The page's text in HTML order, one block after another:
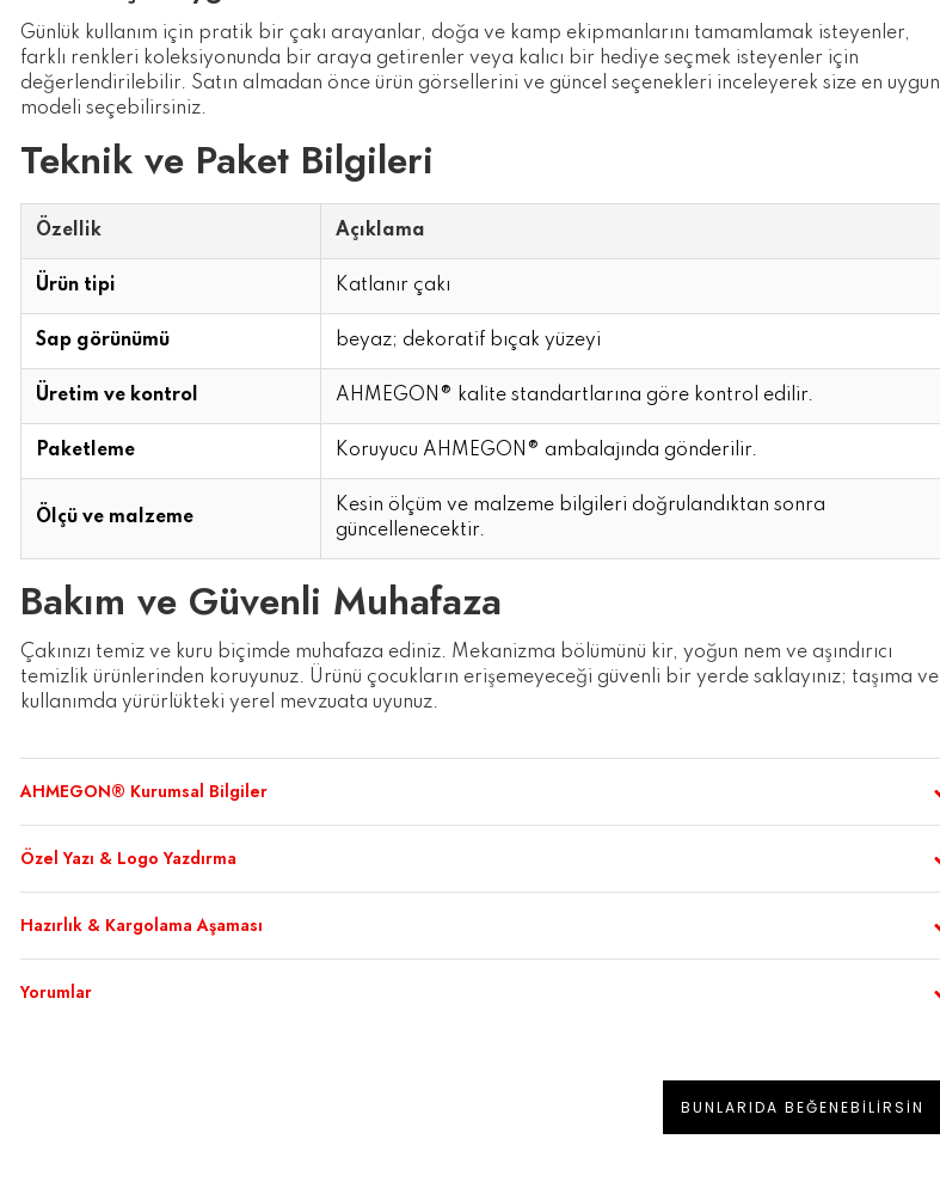
Günlük kullanım için pratik bir çakı arayanlar, doğa ve kamp ekipmanlarını tamamlamak isteyenler,
farklı renkleri koleksiyonunda bir araya getirenler veya kalıcı bir hediye seçmek isteyenler için
değerlendirilebilir. Satın almadan önce ürün görsellerini ve güncel seçenekleri inceleyerek size en uygun
modeli seçebilirsiniz.
Teknik ve Paket Bilgileri
Özellik Açıklama
Ürün tipi Katlanır çakı
Sap görünümü beyaz; dekoratif bıçak yüzeyi
Üretim ve kontrol AHMEGON® kalite standartlarına göre kontrol edilir.
Paketleme Koruyucu AHMEGON® ambalajında gönderilir.
Ölçü ve malzeme
Kesin ölçüm ve malzeme bilgileri doğrulandıktan sonra
güncellenecektir.
Bakım ve Güvenli Muhafaza
Çakınızı temiz ve kuru biçimde muhafaza ediniz. Mekanizma bölümünü kir, yoğun nem ve aşındırıcı
temizlik ürünlerinden koruyunuz. Ürünü çocukların erişemeyeceği güvenli bir yerde saklayınız; taşıma ve
kullanımda yürürlükteki yerel mevzuata uyunuz.
AHMEGON® Kurumsal Bilgiler
Özel Yazı & Logo Yazdırma
Hazırlık & Kargolama Aşaması
Yorumlar
BUNLARIDA BEĞENEBILIRSIN